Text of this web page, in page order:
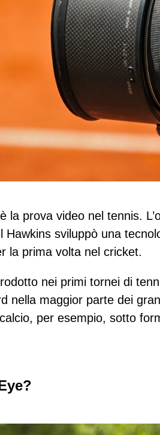
prova video nel tennis.
Hawkins sviluppò una
la prima volta nel cricket.
nei primi tornei di
nella maggior parte dei
per esempio, sotto